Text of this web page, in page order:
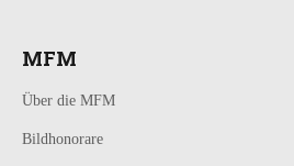
MFM
Über die MFM
Bildhonorare